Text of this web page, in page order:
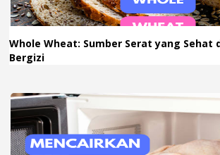
Whole Wheat: Sumber Serat yang Sehat
Bergizi